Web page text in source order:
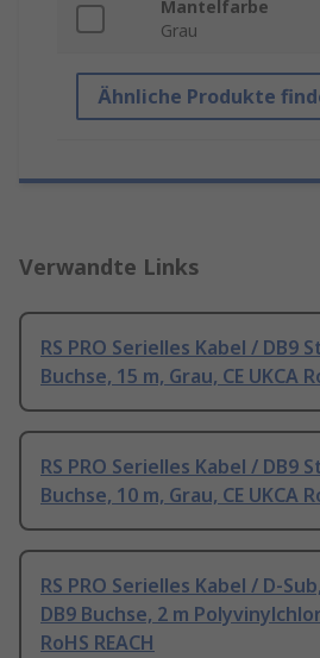
Mantelfarbe
Grau
Ähnliche Produkte
Verwandte Links
RS PRO Serielles Kabel / DB9
Buchse, 15 m, Grau, CE UKCA
RS PRO Serielles Kabel / DB9
Buchse, 10 m, Grau, CE UKCA
RS PRO Serielles Kabel / D-
DB9 Buchse, 2 m
RoHS REACH